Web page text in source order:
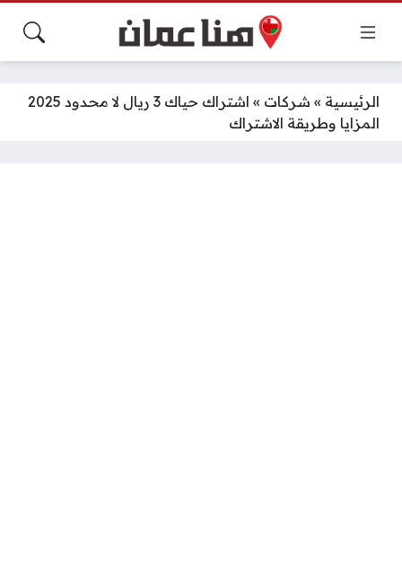
الرئيسية » شركات »
اشتراك حياك 3 ريال لا محدود 2025
المزايا وطريقة الاشتراك